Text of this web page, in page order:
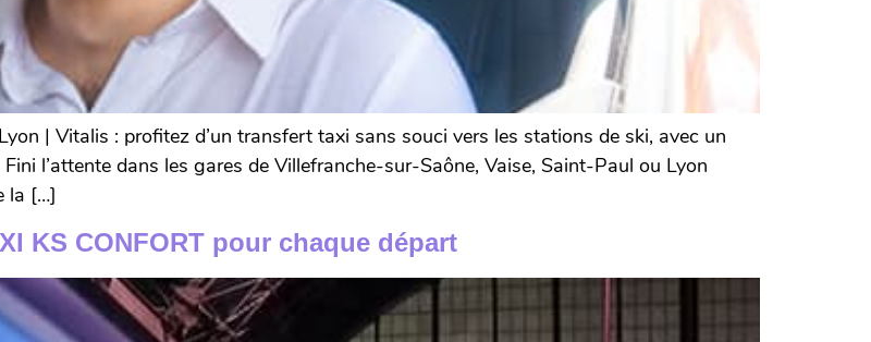
| Vitalis : profitez d’un transfert taxi sans souci vers les stations de ski, avec un
l’attente dans les gares de Villefranche-sur-Saône, Vaise, Saint-Paul ou Lyon
la […]
KS CONFORT pour chaque départ